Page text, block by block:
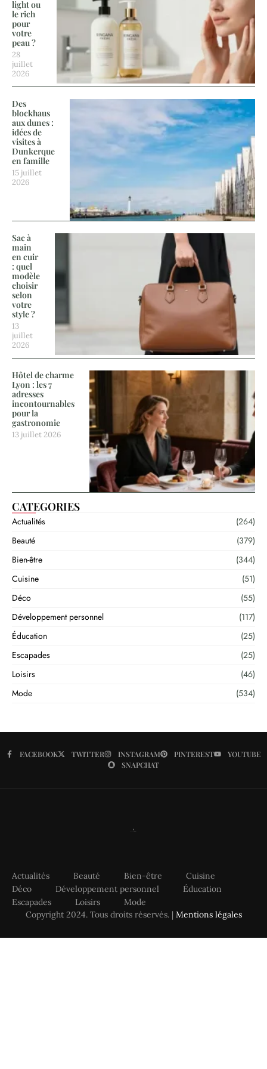
light ou
le rich
pour
votre
peau ?
28
juillet
2026
Des
blockhaus
aux dunes :
idées de
visites à
Dunkerque
en famille
15 juillet
2026
Sac à
main
en cuir
: quel
modèle
choisir
selon
votre
style ?
13
juillet
2026
Hôtel de charme
Lyon : les 7
adresses
incontournables
pour la
gastronomie
13 juillet 2026
CATEGORIES
Actualités
(264)
Beauté
(379)
Bien-être
(344)
Cuisine
(51)
Déco
(55)
Développement personnel
(117)
Éducation
(25)
Escapades
(25)
Loisirs
(46)
Mode
(534)
FACEBOOK TWITTER INSTAGRAM PINTEREST
YOUTUBE
SNAPCHAT
Actualités Beauté Bien-être
Cuisine
Déco
Développement personnel
Éducation
Escapades
Loisirs
Mode
Copyright 2024. Tous droits réservés. | Mentions légales